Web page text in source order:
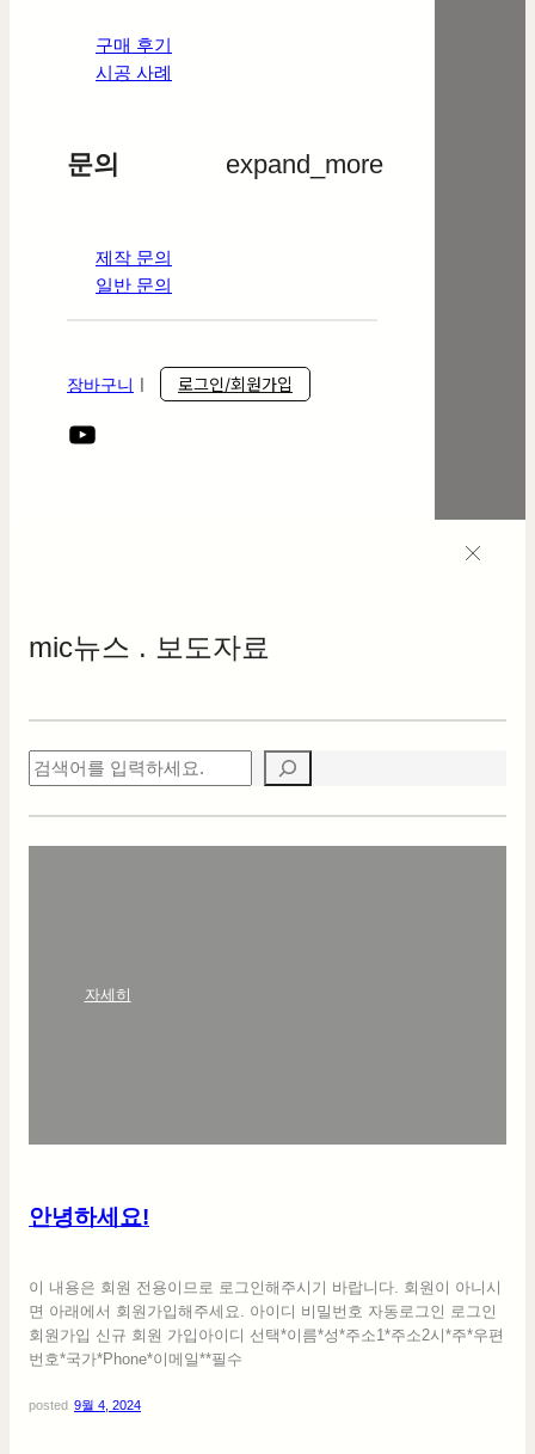
구매 후기
시공 사례
문의 expand_more
제작 문의
일반 문의
장바구니 로그인/회원가입
mic뉴스 . 보도자료
검
색
자세히
안녕하세요!
이 내용은 회원 전용이므로 로그인해주시기 바랍니다. 회원이 아니시
면 아래에서 회원가입해주세요. 아이디 비밀번호 자동로그인 로그인
회원가입 신규 회원 가입아이디 선택*이름*성*주소1*주소2시*주*우편
번호*국가*Phone*이메일**필수
posted 9월 4, 2024